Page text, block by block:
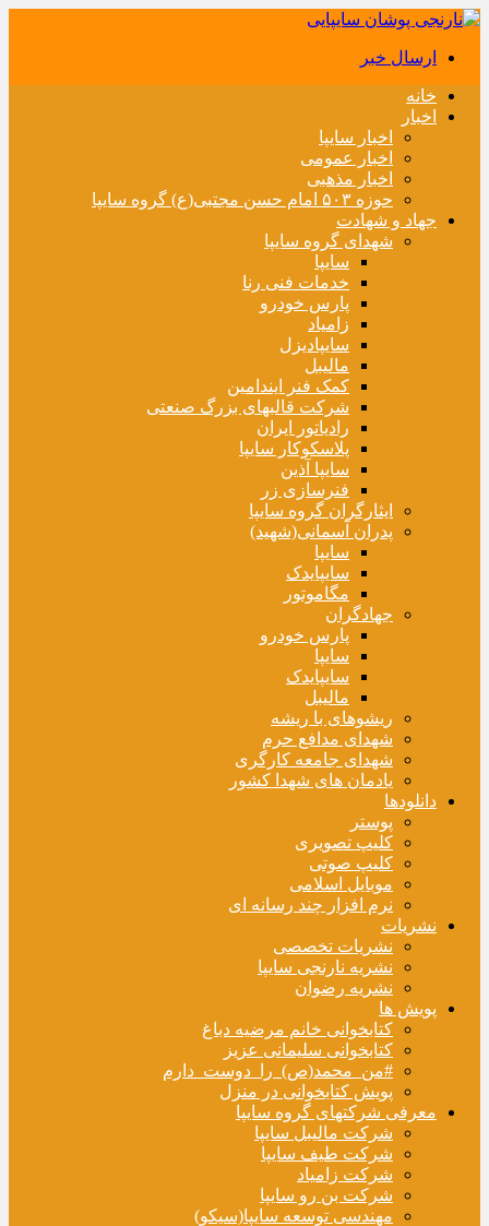
ارسال خبر
خانه
اخبار
اخبار سایپا
اخبار عمومی
اخبار مذهبی
حوزه ۵۰۳ امام حسن مجتبی(ع) گروه سایپا
جهاد و شهادت
شهدای گروه سایپا
سایپا
خدمات فنی رنا
پارس خودرو
زامیاد
سایپادیزل
مالیبل
کمک فنر ایندامین
شرکت قالبهای بزرگ صنعتی
رادیاتور ایران
پلاسکوکار سایپا
سایپا آذین
فنرسازی زر
ایثارگران گروه سایپا
پدران آسمانی(شهید)
سایپا
سایپایدک
مگاموتور
جهادگران
پارس خودرو
سایپا
سایپایدک
مالیبل
ریشوهای با ریشه
شهدای مدافع حرم
شهدای جامعه کارگری
یادمان های شهدا کشور
دانلودها
پوستر
کلیپ تصویری
کلیپ صوتی
موبایل اسلامی
نرم افزار چند رسانه ای
نشریات
نشریات تخصصی
نشریه نارنجی سایپا
نشریه رضوان
پویش ها
کتابخوانی خانم مرضیه دباغ
کتابخوانی سلیمانی عزیز
#من_محمد(ص)_را_دوست_دارم
پویش کتابخوانی در منزل
معرفی شرکتهای گروه سایپا
شرکت مالیبل سایپا
شرکت طیف سایپا
شرکت زامیاد
شرکت بن رو سایپا
مهندسی توسعه سایپا(سیکو)